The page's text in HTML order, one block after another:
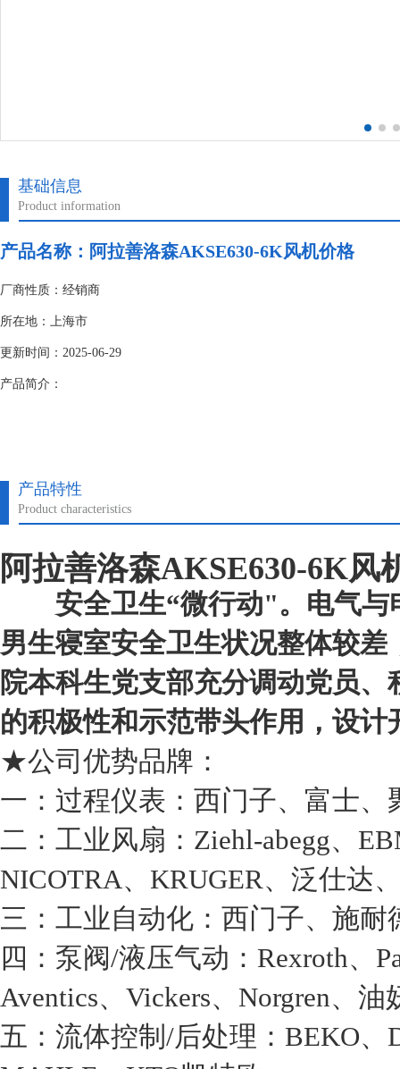
基础信息
Product information
产品名称：阿拉善洛森AKSE630-6K风机价格
厂商性质：经销商
所在地：上海市
更新时间：2025-06-29
产品简介：
产品特性
Product characteristics
阿拉善洛森AKSE630-6K风
安全卫生“微行动"。电气与
男生寝室安全卫生状况整体较
院本科生党支部充分调动党员
的积极性和示范带头作用，设
★公司优势品牌：
一：过程仪表：西门子、富士、
二：工业风扇：Ziehl-abegg、
NICOTRA、KRUGER、泛仕达
三：工业自动化：西门子、施
四：泵阀/液压气动：Rexroth、
Aventics、Vickers、Norgren、油
五：流体控制/后处理：BEKO、